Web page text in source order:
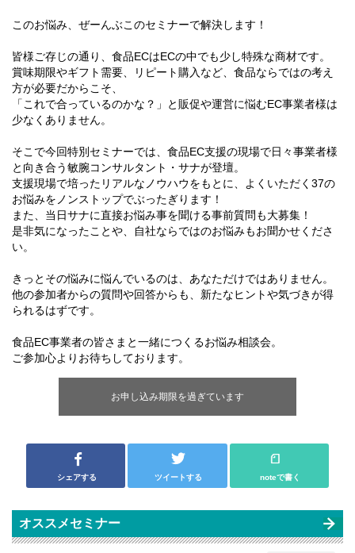
このお悩み、ぜーんぶこのセミナーで解決します！
皆様ご存じの通り、食品ECはECの中でも少し特殊な商材です。
賞味期限やギフト需要、リピート購入など、食品ならではの考え
方が必要だからこそ、
「これで合っているのかな？」と販促や運営に悩むEC事業者様は
少なくありません。
そこで今回特別セミナーでは、食品EC支援の現場で日々事業者様
と向き合う敏腕コンサルタント・サナが登壇。
支援現場で培ったリアルなノウハウをもとに、よくいただく37の
お悩みをノンストップでぶったぎります！
また、当日サナに直接お悩み事を聞ける事前質問も大募集！
是非気になったことや、自社ならではのお悩みもお聞かせくださ
い。
きっとその悩みに悩んでいるのは、あなただけではありません。
他の参加者からの質問や回答からも、新たなヒントや気づきが得
られるはずです。
食品EC事業者の皆さまと一緒につくるお悩み相談会。
ご参加心よりお待ちしております。
お申し込み期限を過ぎています
シェアする ツイートする noteで書く
オススメセミナー